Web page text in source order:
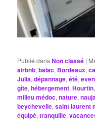
Publié dansNon classé |
airbnb,balac, Bordeaux,
Julia,dépannage,été,
gîte,hébergement,Hourtin
milieu médoc,nature,
beychevelle,saint laurent
équipé,tranquille,